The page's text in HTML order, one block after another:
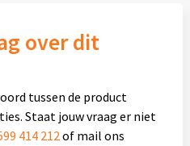
over dit
tussen de product
Staat jouw vraag er niet
414 212of mail ons